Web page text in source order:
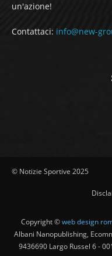
un'azione!
Contattaci: info@new-
© Notizie Sportive 2025
Copyright ©web design
Albani Nanopublishing,
9436690 Largo Russel 6 -